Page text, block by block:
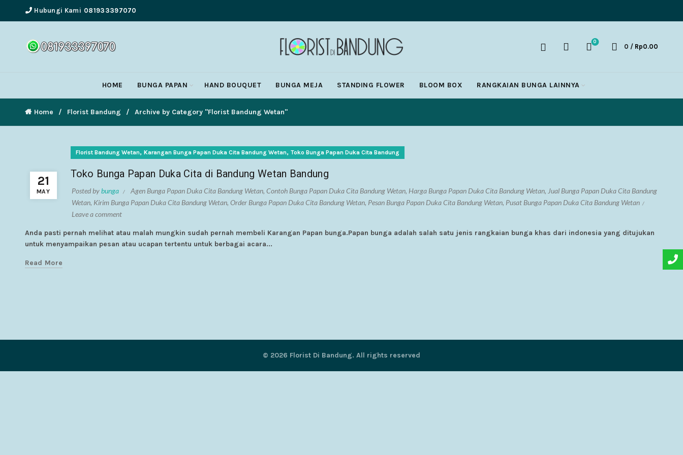
Hubungi Kami 081933397070
0
0 / Rp0.00
HOME BUNGA PAPAN HAND BOUQUET BUNGA MEJA STANDING FLOWER BLOOM BOX RANGKAIAN BUNGA LAINNYA
Home Florist Bandung Archive by Category "Florist Bandung Wetan"
21
MAY
Florist Bandung Wetan, Karangan Bunga Papan Duka Cita Bandung Wetan, Toko Bunga Papan Duka Cita Bandung
Toko Bunga Papan Duka Cita di Bandung Wetan Bandung
Posted bybunga Agen Bunga Papan Duka Cita Bandung Wetan, Contoh Bunga Papan Duka Cita Bandung Wetan, Harga Bunga Papan Duka Cita Bandung Wetan, Jual Bunga Papan Duka Cita Bandung
Wetan, Kirim Bunga Papan Duka Cita Bandung Wetan, Order Bunga Papan Duka Cita Bandung Wetan, Pesan Bunga Papan Duka Cita Bandung Wetan, Pusat Bunga Papan Duka Cita Bandung Wetan
Leave a comment
Anda pasti pernah melihat atau malah mungkin sudah pernah membeli Karangan Papan bunga.Papan bunga adalah salah satu jenis rangkaian bunga khas dari indonesia yang ditujukan
untuk menyampaikan pesan atau ucapan tertentu untuk berbagai acara...
Read More
© 2026 Florist Di Bandung. All rights reserved